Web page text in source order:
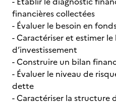
financières collectées
- Évaluer le besoin en
- Caractériser et estimer
d’investissement
- Construire un bilan
- Évaluer le niveau de
dette
- Caractériser la structure